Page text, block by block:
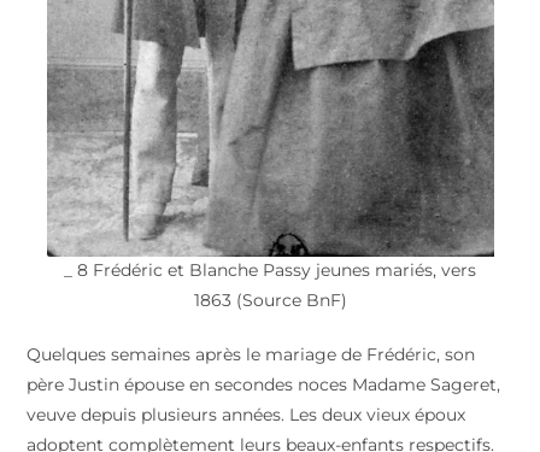
_ 8 Frédéric et Blanche Passy jeunes mariés, vers
1863 (Source BnF)
Quelques semaines après le mariage de Frédéric, son
père Justin épouse en secondes noces Madame Sageret,
veuve depuis plusieurs années. Les deux vieux époux
adoptent complètement leurs beaux-enfants respectifs.